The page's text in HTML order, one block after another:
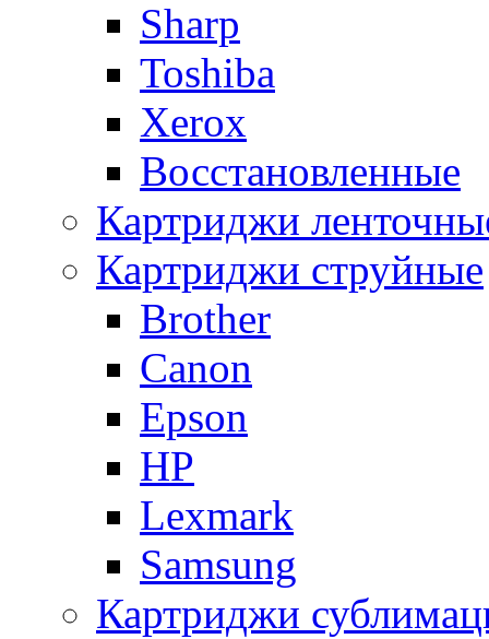
Sharp
Toshiba
Xerox
Восстановленные
Картриджи
Картриджи струйные
Brother
Canon
Epson
HP
Lexmark
Samsung
Картриджи